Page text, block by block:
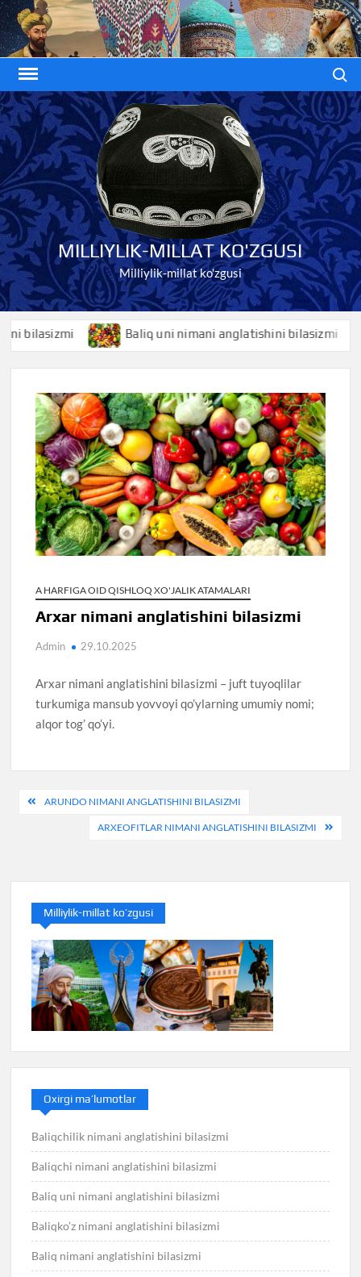
Skip
to
content
MILLIYLIK-MILLAT KO'ZGUSI
Milliylik-millat ko'zgusi
Baliq uni nimani anglatishini bilasizmi
A HARFIGA OID QISHLOQ XO'JALIK ATAMALARI
Arxar nimani anglatishini bilasizmi
Admin 29.10.2025
Arxar nimani anglatishini bilasizmi – juft tuyoqlilar
turkumiga mansub yovvoyi qo’ylarning umumiy nomi;
alqor tog’ qo’yi.
Post
menyusi
ARUNDO NIMANI ANGLATISHINI BILASIZMI
ARXEOFITLAR NIMANI ANGLATISHINI BILASIZMI
Milliylik-millat ko’zgusi
Oxirgi ma’lumotlar
Baliqchilik nimani anglatishini bilasizmi
Baliqchi nimani anglatishini bilasizmi
Baliq uni nimani anglatishini bilasizmi
Baliqko’z nimani anglatishini bilasizmi
Baliq nimani anglatishini bilasizmi